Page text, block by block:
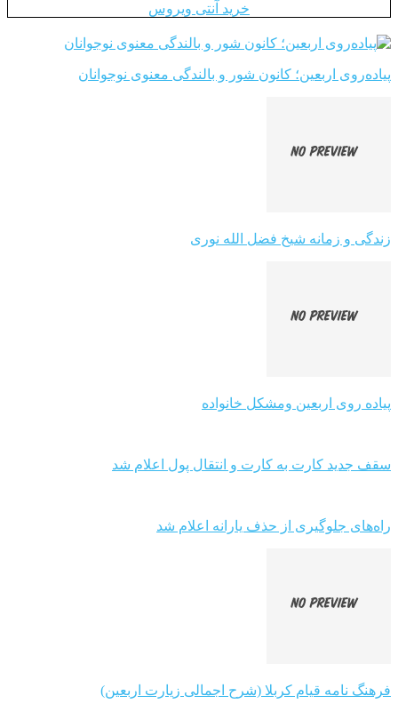
خرید آنتی ویروس
پیاده‌روی اربعین؛ کانون شور و بالندگی معنوی نوجوانان
زندگی و زمانه شیخ فضل الله نوری
پیاده روی اربعین ومشکل خانواده
سقف جدید کارت به کارت و انتقال پول اعلام شد
راه‌های جلوگیری از حذف یارانه اعلام شد
فرهنگ نامه قیام کربلا (شرح اجمالی زیارت اربعین)